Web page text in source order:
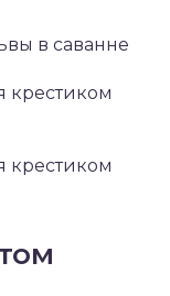
в саванне
крестиком
крестиком